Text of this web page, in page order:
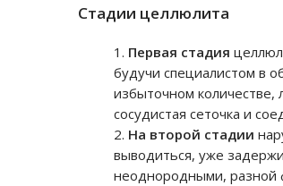
Стадии целлюлита
Первая стадия
будучи специалистом в
избыточном количестве,
сосудистая сеточка и
На второй стадии
выводиться, уже
неоднородными, разной